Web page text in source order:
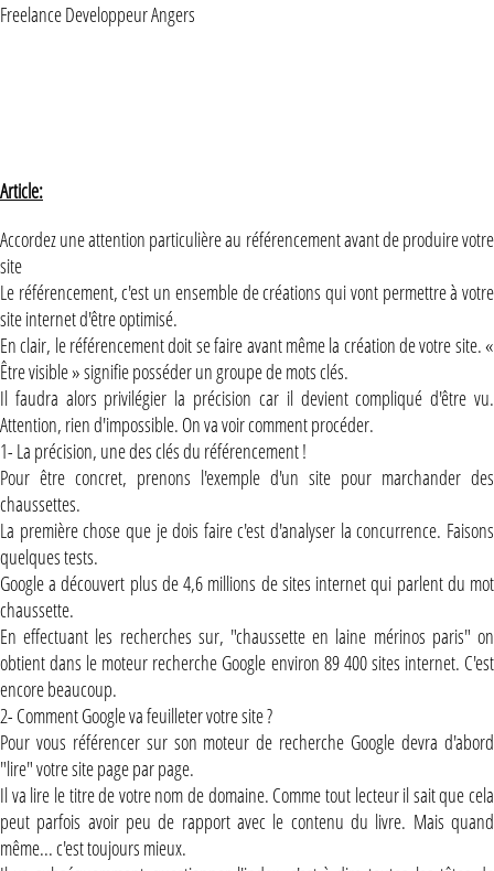
Freelance Developpeur Angers
Article:
Accordez une attention particulière au référencement avant de produire votre
site
Le référencement, c'est un ensemble de créations qui vont permettre à votre
site internet d'être optimisé.
En clair, le référencement doit se faire avant même la création de votre site. «
Être visible » signifie posséder un groupe de mots clés.
Il faudra alors privilégier la précision car il devient compliqué d'être vu.
Attention, rien d'impossible. On va voir comment procéder.
1- La précision, une des clés du référencement !
Pour être concret, prenons l'exemple d'un site pour marchander des
chaussettes.
La première chose que je dois faire c'est d'analyser la concurrence. Faisons
quelques tests.
Google a découvert plus de 4,6 millions de sites internet qui parlent du mot
chaussette.
En effectuant les recherches sur, "chaussette en laine mérinos paris" on
obtient dans le moteur recherche Google environ 89 400 sites internet. C'est
encore beaucoup.
2- Comment Google va feuilleter votre site ?
Pour vous référencer sur son moteur de recherche Google devra d'abord
"lire" votre site page par page.
Il va lire le titre de votre nom de domaine. Comme tout lecteur il sait que cela
peut parfois avoir peu de rapport avec le contenu du livre. Mais quand
même... c'est toujours mieux.